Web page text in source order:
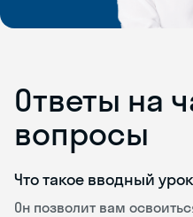
Ответы на
вопросы
Что такое вводный
Он позволит вам